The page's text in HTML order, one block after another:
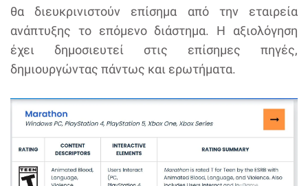
θα διευκρινιστούν επίσημα από την εταιρεία
ανάπτυξης το επόμενο διάστημα. Η αξιολόγηση
έχει δημοσιευτεί στις επίσημες πηγές,
δημιουργώντας πάντως και ερωτήματα.